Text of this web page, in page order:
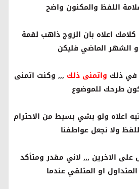
اللفظ والمكنون واضح
اعلاه بان الزوج ذاهب لقمة
الشهر الماضي فليكن
في ذلك واتمنى ذلك ,,, وكنت اتمنى
طرحك للموضوع
اعلاه ولو بشي بسيط من الاحترام
ولا نجعل عواطفنا
على الاخرين ,,, لاني مقدر ومتأكد
او المتلقي عندما